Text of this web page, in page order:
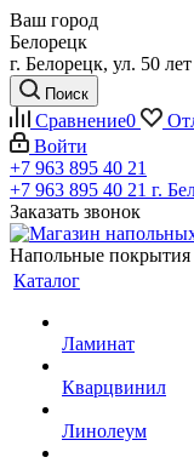
Ваш город
Белорецк
г. Белорецк, ул. 50
Поиск
Сравнение0
Войти
+7 963 895 40 21
+7 963 895 40 21 г.
Заказать звонок
Напольные покрытия
Каталог
Ламинат
Кварцвинил
Линолеум